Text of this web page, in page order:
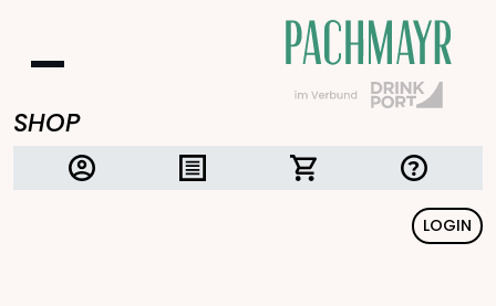
SHOP
LOGIN